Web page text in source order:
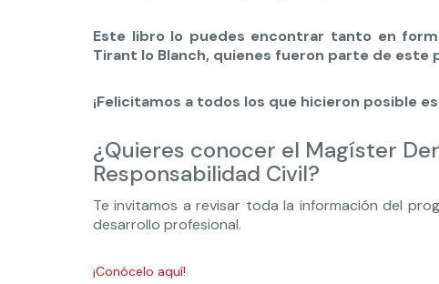
Este libro lo puedes encontrar tanto en
Tirant lo Blanch, quienes fueron parte de este
¡Felicitamos a todos los que hicieron posible
¿Quieres conocer el Magíster
Responsabilidad Civil?
Te invitamos a revisar toda la información del
desarrollo profesional.
¡Conócelo aquí!